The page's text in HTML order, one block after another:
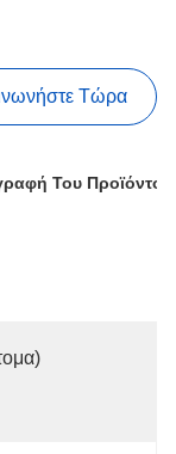
Τώρα
Του Προϊόντος